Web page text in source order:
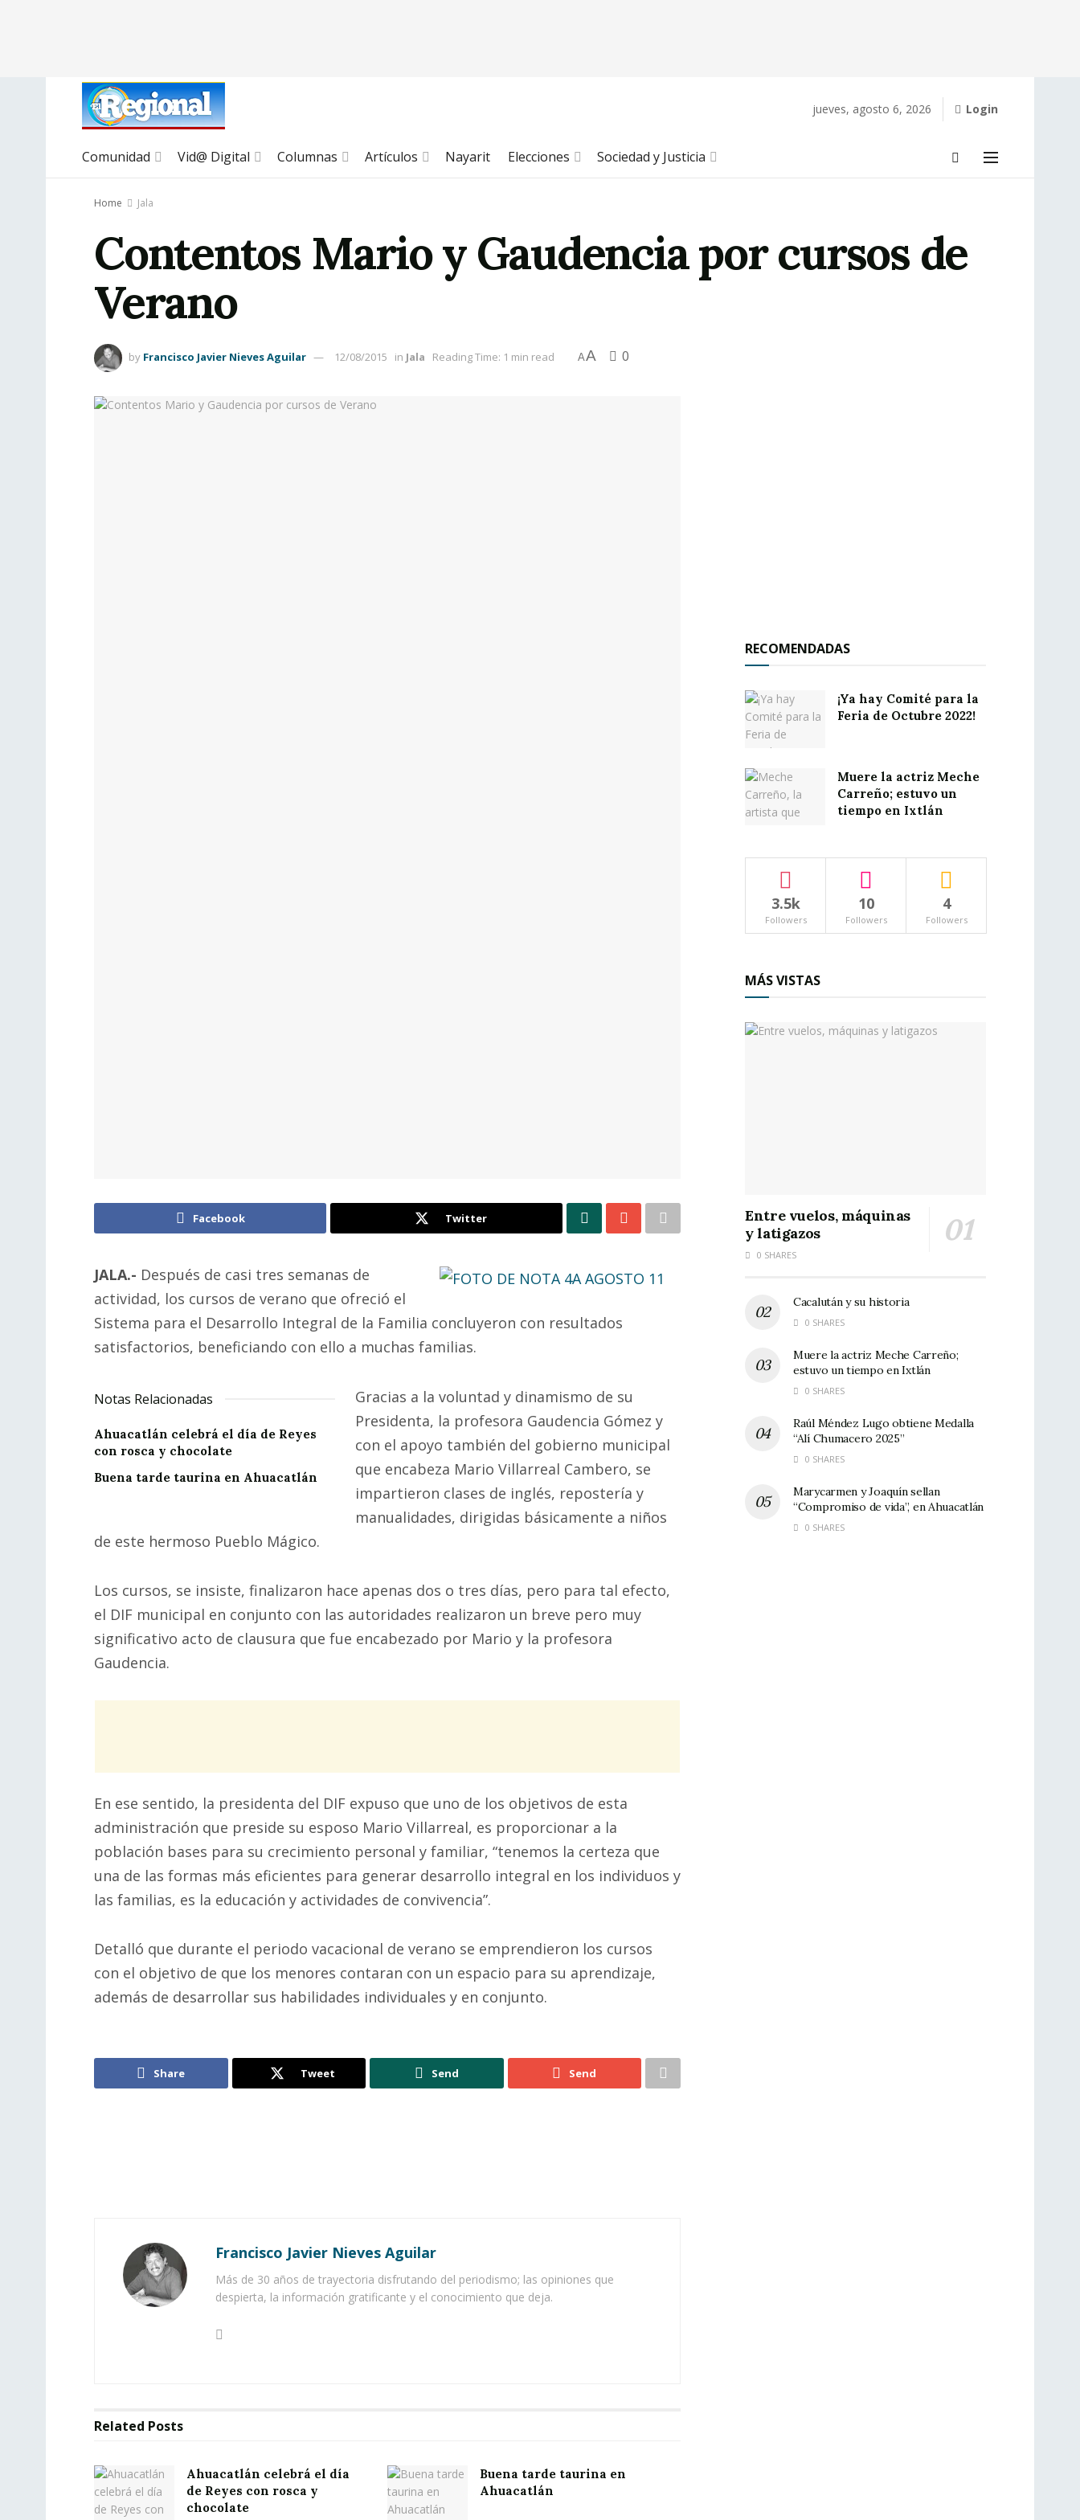
jueves, agosto 6, 2026 Login
Comunidad Vid@ Digital Columnas Artículos Nayarit Elecciones Sociedad y Justicia
Home Jala
Contentos Mario y Gaudencia por cursos de
Verano
by Francisco Javier Nieves Aguilar 12/08/2015 in Jala Reading Time: 1 min read AA 0
Facebook Twitter
JALA.- Después de casi tres semanas de
actividad, los cursos de verano que ofreció el
Sistema para el Desarrollo Integral de la Familia concluyeron con resultados
satisfactorios, beneficiando con ello a muchas familias.
Notas Relacionadas
Ahuacatlán celebrá el día de Reyes
con rosca y chocolate
Buena tarde taurina en Ahuacatlán
Gracias a la voluntad y dinamismo de su
Presidenta, la profesora Gaudencia Gómez y
con el apoyo también del gobierno municipal
que encabeza Mario Villarreal Cambero, se
impartieron clases de inglés, repostería y
manualidades, dirigidas básicamente a niños
de este hermoso Pueblo Mágico.
Los cursos, se insiste, finalizaron hace apenas dos o tres días, pero para tal efecto,
el DIF municipal en conjunto con las autoridades realizaron un breve pero muy
significativo acto de clausura que fue encabezado por Mario y la profesora
Gaudencia.
En ese sentido, la presidenta del DIF expuso que uno de los objetivos de esta
administración que preside su esposo Mario Villarreal, es proporcionar a la
población bases para su crecimiento personal y familiar, “tenemos la certeza que
una de las formas más eficientes para generar desarrollo integral en los individuos y
las familias, es la educación y actividades de convivencia”.
Detalló que durante el periodo vacacional de verano se emprendieron los cursos
con el objetivo de que los menores contaran con un espacio para su aprendizaje,
además de desarrollar sus habilidades individuales y en conjunto.
Share Tweet Send Send
Francisco Javier Nieves Aguilar
Más de 30 años de trayectoria disfrutando del periodismo; las opiniones que
despierta, la información gratificante y el conocimiento que deja.
Related Posts
Ahuacatlán celebrá el día
de Reyes con rosca y
chocolate
Buena tarde taurina en
Ahuacatlán
RECOMENDADAS
¡Ya hay Comité para la
Feria de Octubre 2022!
Muere la actriz Meche
Carreño; estuvo un
tiempo en Ixtlán
3.5k
Followers
10
Followers
4
Followers
MÁS VISTAS
Entre vuelos, máquinas
y latigazos
0 SHARES
Cacalután y su historia
0 SHARES
Muere la actriz Meche Carreño;
estuvo un tiempo en Ixtlán
0 SHARES
Raúl Méndez Lugo obtiene Medalla
“Alí Chumacero 2025”
0 SHARES
Marycarmen y Joaquín sellan
“Compromiso de vida”, en Ahuacatlán
0 SHARES